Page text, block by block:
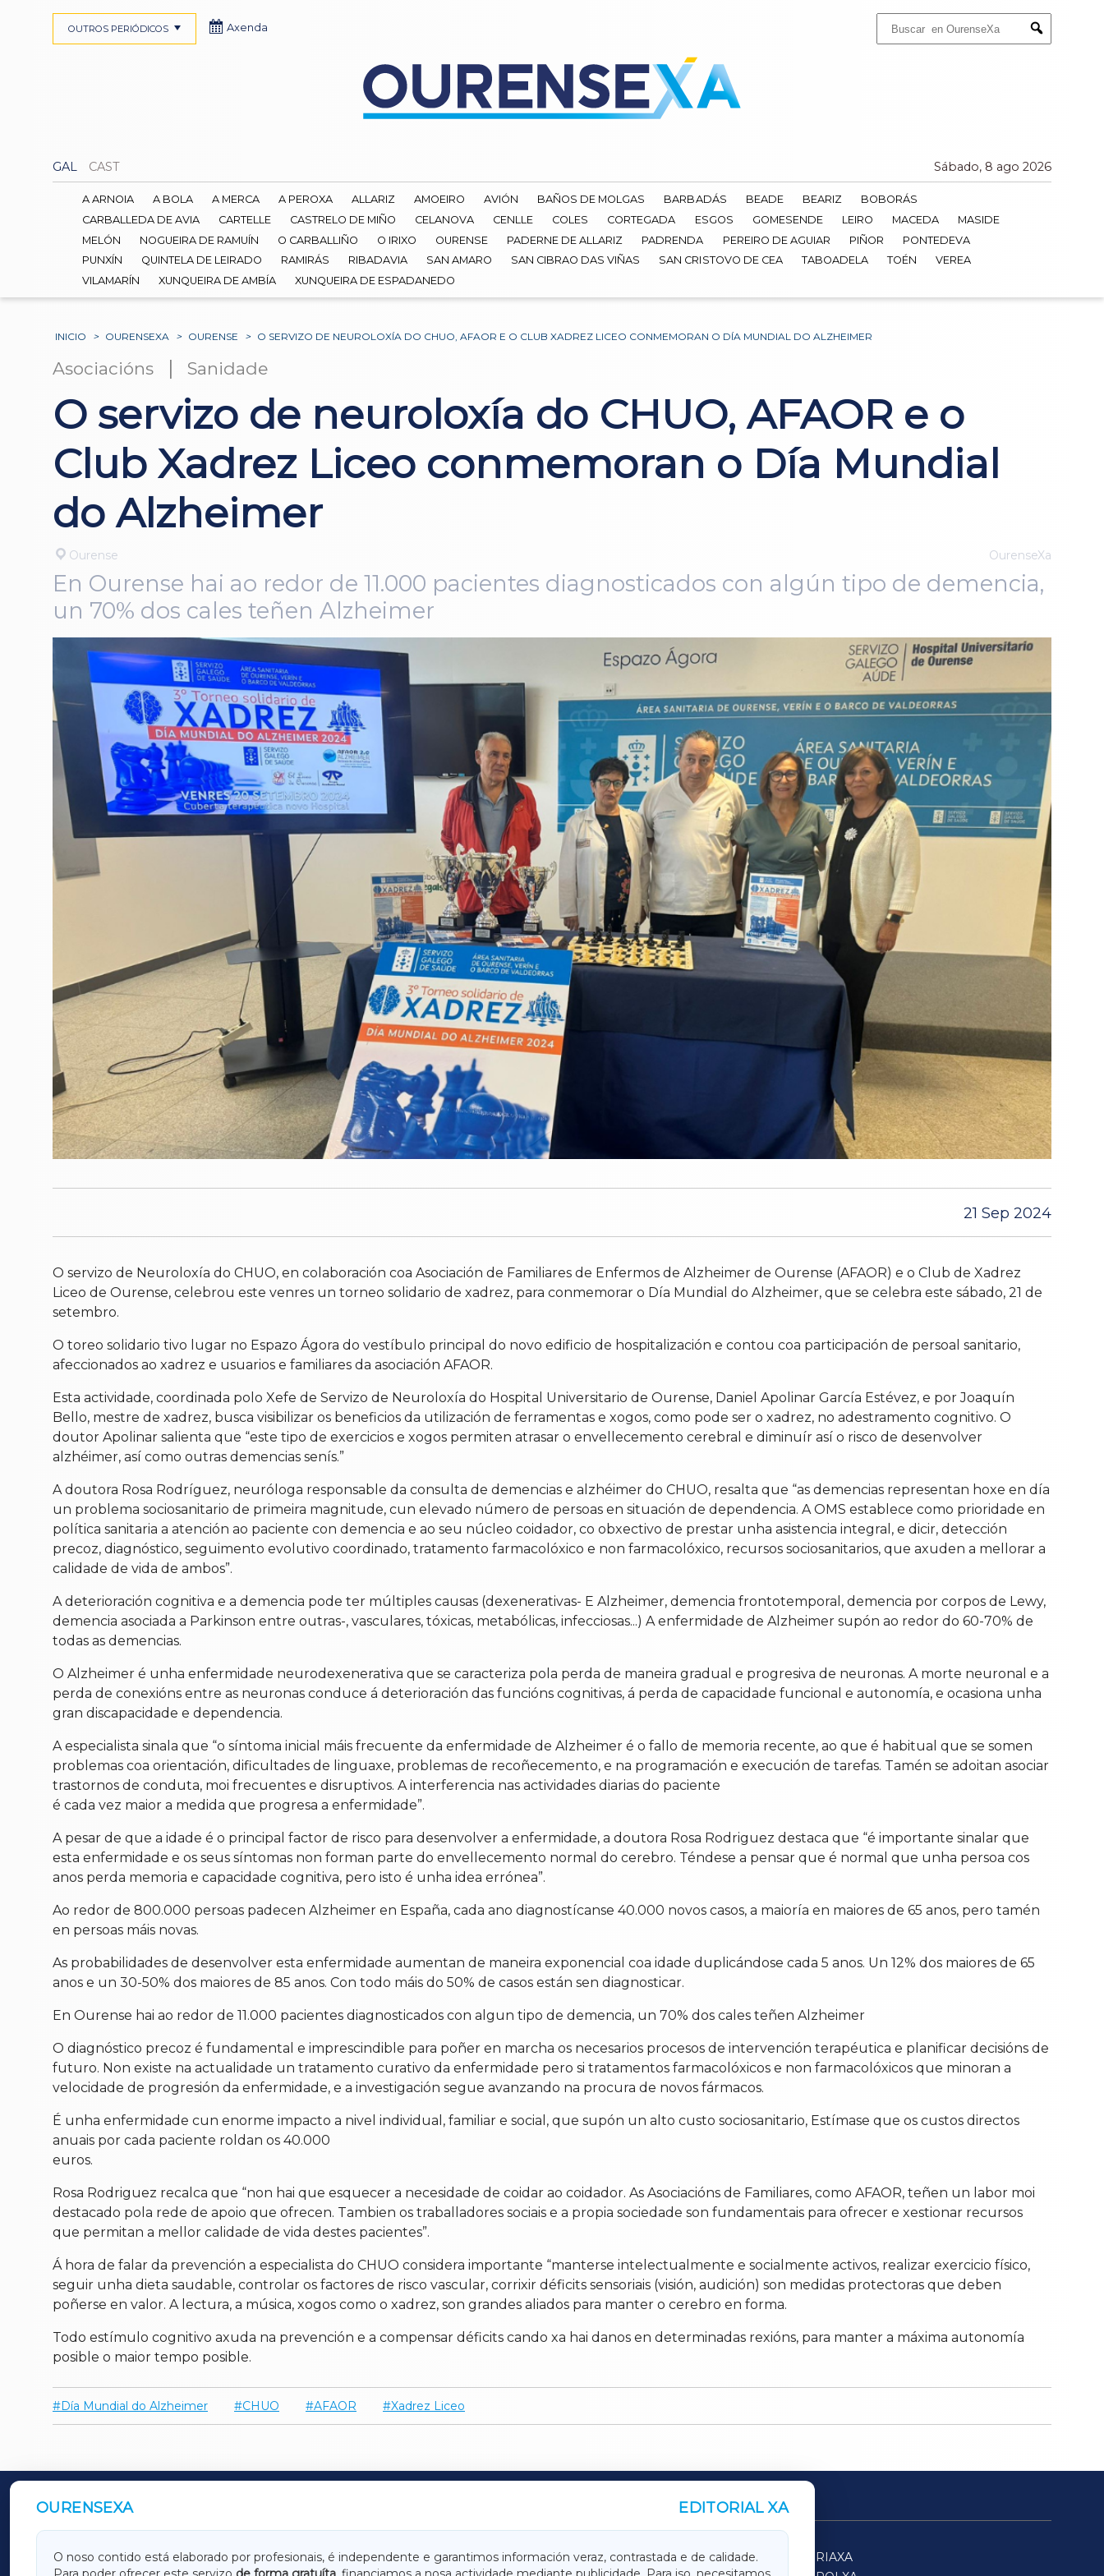
Submit
GAL CAST Sábado, 8 ago 2026
OUTROS PERIÓDICOS Axenda
A ARNOIA A BOLA A MERCA A PEROXA ALLARIZ AMOEIRO AVIÓN BAÑOS DE MOLGAS BARBADÁS BEADE BEARIZ
BOBORÁS
CARBALLEDA DE AVIA
CARTELLE CASTRELO DE MIÑO CELANOVA CENLLE COLES CORTEGADA ESGOS GOMESENDE LEIRO MACEDA
MASIDE
MELÓN
NOGUEIRA DE RAMUÍN O CARBALLIÑO O IRIXO OURENSE PADERNE DE ALLARIZ PADRENDA PEREIRO DE AGUIAR PIÑOR
PONTEDEVA
PUNXÍN
QUINTELA DE LEIRADO RAMIRÁS RIBADAVIA SAN AMARO SAN CIBRAO DAS VIÑAS SAN CRISTOVO DE CEA TABOADELA TOÉN
VEREA
VILAMARÍN
XUNQUEIRA DE AMBÍA XUNQUEIRA DE ESPADANEDO
INICIO > OURENSEXA > OURENSE > O SERVIZO DE NEUROLOXÍA DO CHUO, AFAOR E O CLUB XADREZ LICEO CONMEMORAN O DÍA MUNDIAL DO ALZHEIMER
Asociacións | Sanidade
O servizo de neuroloxía do CHUO, AFAOR e o
Club Xadrez Liceo conmemoran o Día Mundial
do Alzheimer
Ourense OurenseXa
En Ourense hai ao redor de 11.000 pacientes diagnosticados con algún tipo de demencia,
un 70% dos cales teñen Alzheimer
21 Sep 2024
O servizo de Neuroloxía do CHUO, en colaboración coa Asociación de Familiares de Enfermos de Alzheimer de Ourense (AFAOR) e o Club de Xadrez
Liceo de Ourense, celebrou este venres un torneo solidario de xadrez, para conmemorar o Día Mundial do Alzheimer, que se celebra este sábado, 21 de
setembro.
O toreo solidario tivo lugar no Espazo Ágora do vestíbulo principal do novo edificio de hospitalización e contou coa participación de persoal sanitario,
afeccionados ao xadrez e usuarios e familiares da asociación AFAOR.
Esta actividade, coordinada polo Xefe de Servizo de Neuroloxía do Hospital Universitario de Ourense, Daniel Apolinar García Estévez, e por Joaquín
Bello, mestre de xadrez, busca visibilizar os beneficios da utilización de ferramentas e xogos, como pode ser o xadrez, no adestramento cognitivo. O
doutor Apolinar salienta que “este tipo de exercicios e xogos permiten atrasar o envellecemento cerebral e diminuír así o risco de desenvolver
alzhéimer, así como outras demencias senís.”
A doutora Rosa Rodríguez, neuróloga responsable da consulta de demencias e alzhéimer do CHUO, resalta que “as demencias representan hoxe en día
un problema sociosanitario de primeira magnitude, cun elevado número de persoas en situación de dependencia. A OMS establece como prioridade en
política sanitaria a atención ao paciente con demencia e ao seu núcleo coidador, co obxectivo de prestar unha asistencia integral, e dicir, detección
precoz, diagnóstico, seguimento evolutivo coordinado, tratamento farmacolóxico e non farmacolóxico, recursos sociosanitarios, que axuden a mellorar a
calidade de vida de ambos”.
A deterioración cognitiva e a demencia pode ter múltiples causas (dexenerativas- E Alzheimer, demencia frontotemporal, demencia por corpos de Lewy,
demencia asociada a Parkinson entre outras-, vasculares, tóxicas, metabólicas, infecciosas...) A enfermidade de Alzheimer supón ao redor do 60-70% de
todas as demencias.
O Alzheimer é unha enfermidade neurodexenerativa que se caracteriza pola perda de maneira gradual e progresiva de neuronas. A morte neuronal e a
perda de conexións entre as neuronas conduce á deterioración das funcións cognitivas, á perda de capacidade funcional e autonomía, e ocasiona unha
gran discapacidade e dependencia.
A especialista sinala que “o síntoma inicial máis frecuente da enfermidade de Alzheimer é o fallo de memoria recente, ao que é habitual que se somen
problemas coa orientación, dificultades de linguaxe, problemas de recoñecemento, e na programación e execución de tarefas. Tamén se adoitan asociar
trastornos de conduta, moi frecuentes e disruptivos. A interferencia nas actividades diarias do paciente
é cada vez maior a medida que progresa a enfermidade”.
A pesar de que a idade é o principal factor de risco para desenvolver a enfermidade, a doutora Rosa Rodriguez destaca que “é importante sinalar que
esta enfermidade e os seus síntomas non forman parte do envellecemento normal do cerebro. Téndese a pensar que é normal que unha persoa cos
anos perda memoria e capacidade cognitiva, pero isto é unha idea errónea”.
Ao redor de 800.000 persoas padecen Alzheimer en España, cada ano diagnostícanse 40.000 novos casos, a maioría en maiores de 65 anos, pero tamén
en persoas máis novas.
As probabilidades de desenvolver esta enfermidade aumentan de maneira exponencial coa idade duplicándose cada 5 anos. Un 12% dos maiores de 65
anos e un 30-50% dos maiores de 85 anos. Con todo máis do 50% de casos están sen diagnosticar.
En Ourense hai ao redor de 11.000 pacientes diagnosticados con algun tipo de demencia, un 70% dos cales teñen Alzheimer
O diagnóstico precoz é fundamental e imprescindible para poñer en marcha os necesarios procesos de intervención terapéutica e planificar decisións de
futuro. Non existe na actualidade un tratamento curativo da enfermidade pero si tratamentos farmacolóxicos e non farmacolóxicos que minoran a
velocidade de progresión da enfermidade, e a investigación segue avanzando na procura de novos fármacos.
É unha enfermidade cun enorme impacto a nivel individual, familiar e social, que supón un alto custo sociosanitario, Estímase que os custos directos
anuais por cada paciente roldan os 40.000
euros.
Rosa Rodriguez recalca que “non hai que esquecer a necesidade de coidar ao coidador. As Asociacións de Familiares, como AFAOR, teñen un labor moi
destacado pola rede de apoio que ofrecen. Tambien os traballadores sociais e a propia sociedade son fundamentais para ofrecer e xestionar recursos
que permitan a mellor calidade de vida destes pacientes”.
Á hora de falar da prevención a especialista do CHUO considera importante “manterse intelectualmente e socialmente activos, realizar exercicio físico,
seguir unha dieta saudable, controlar os factores de risco vascular, corrixir déficits sensoriais (visión, audición) son medidas protectoras que deben
poñerse en valor. A lectura, a música, xogos como o xadrez, son grandes aliados para manter o cerebro en forma.
Todo estímulo cognitivo axuda na prevención e a compensar déficits cando xa hai danos en determinadas rexións, para manter a máxima autonomía
posible o maior tempo posible.
Día Mundial do Alzheimer CHUO AFAOR Xadrez Liceo
OURENSEXA EDITORIAL XA
O noso contido está elaborado por profesionais, é independente e garantimos información veraz, contrastada e de calidade.
OUTROS PERIÓDICOS
GALICIAXA LUGOXA TERRACHAXA
SARRIAXA